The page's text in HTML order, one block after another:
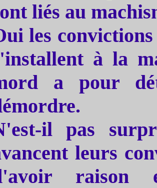
liés au
les
à la
a pour
il pas
leurs
raison